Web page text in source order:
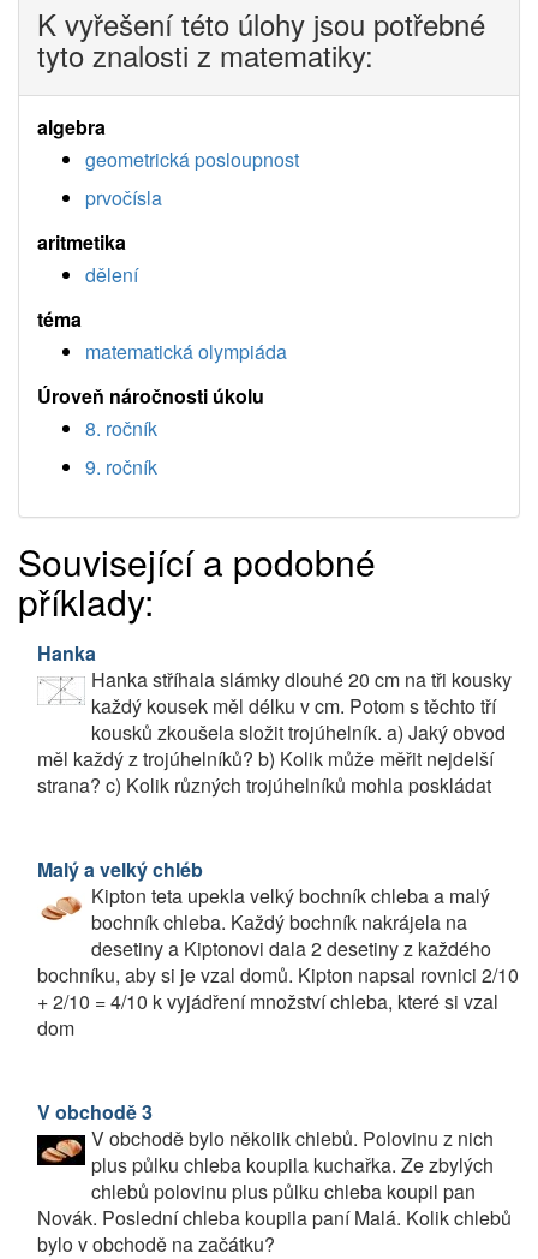
K vyřešení této úlohy jsou potřebné
tyto znalosti z matematiky:
algebra
geometrická posloupnost
prvočísla
aritmetika
dělení
téma
matematická olympiáda
Úroveň náročnosti úkolu
8. ročník
9. ročník
Související a podobné
příklady:
Hanka
Hanka stříhala slámky dlouhé 20 cm na tři kousky
každý kousek měl délku v cm. Potom s těchto tří
kousků zkoušela složit trojúhelník. a) Jaký obvod
měl každý z trojúhelníků? b) Kolik může měřit nejdelší
strana? c) Kolik různých trojúhelníků mohla poskládat
Malý a velký chléb
Kipton teta upekla velký bochník chleba a malý
bochník chleba. Každý bochník nakrájela na
desetiny a Kiptonovi dala 2 desetiny z každého
bochníku, aby si je vzal domů. Kipton napsal rovnici 2/10
+ 2/10 = 4/10 k vyjádření množství chleba, které si vzal
dom
V obchodě 3
V obchodě bylo několik chlebů. Polovinu z nich
plus půlku chleba koupila kuchařka. Ze zbylých
chlebů polovinu plus půlku chleba koupil pan
Novák. Poslední chleba koupila paní Malá. Kolik chlebů
bylo v obchodě na začátku?